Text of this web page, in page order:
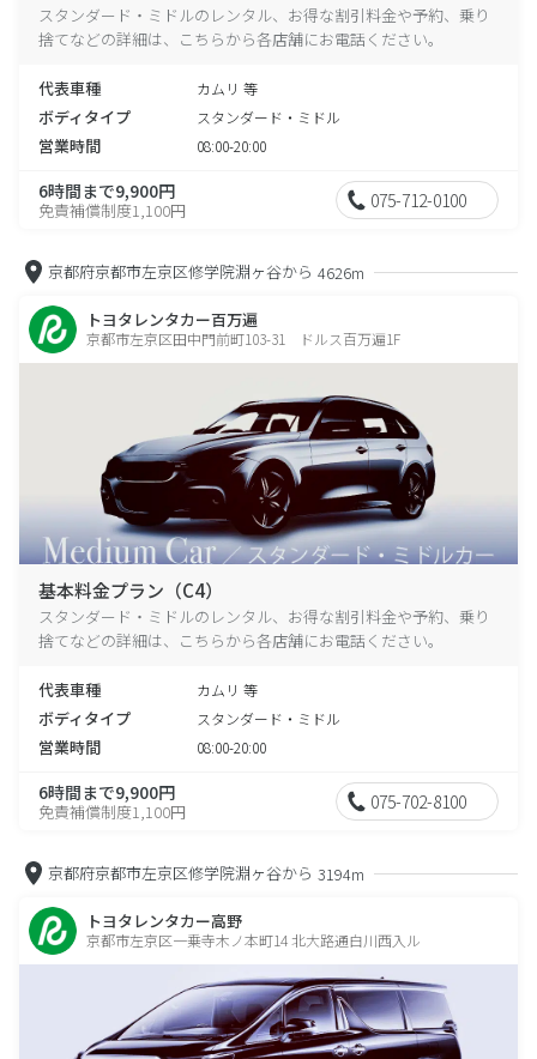
スタンダード・ミドルのレンタル、お得な割引料金や予約、乗り
捨てなどの詳細は、こちらから各店舗にお電話ください。
代表車種 カムリ 等
ボディタイプ スタンダード・ミドル
営業時間 08:00-20:00
6時間まで9,900円
免責補償制度1,100円 075-712-0100
京都府京都市左京区修学院淵ヶ谷から 4626m
トヨタレンタカー百万遍
京都市左京区田中門前町103-31 ドルス百万遍1F
基本料金プラン（C4）
スタンダード・ミドルのレンタル、お得な割引料金や予約、乗り
捨てなどの詳細は、こちらから各店舗にお電話ください。
代表車種 カムリ 等
ボディタイプ スタンダード・ミドル
営業時間 08:00-20:00
6時間まで9,900円
免責補償制度1,100円 075-702-8100
京都府京都市左京区修学院淵ヶ谷から 3194m
トヨタレンタカー高野
京都市左京区一乗寺木ノ本町14 北大路通白川西入ル